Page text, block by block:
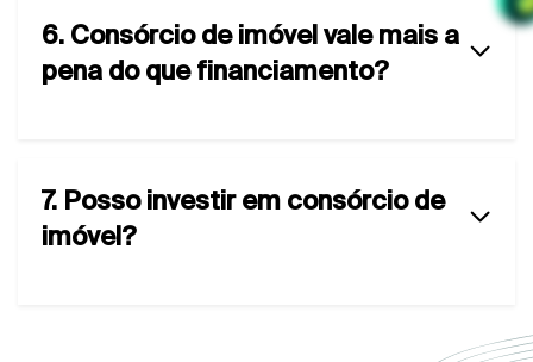
6. Consórcio de imóvel vale mais a
pena do que financiamento?
7. Posso investir em consórcio de
imóvel?